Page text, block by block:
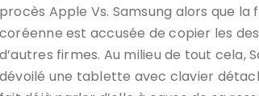
Apple Vs. Samsung alors que la
est accusée de copier les
firmes. Au milieu de tout cela,
une tablette avec clavier